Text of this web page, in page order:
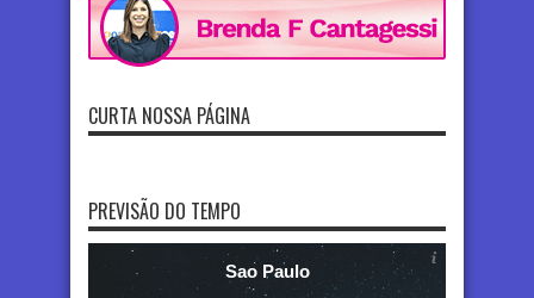
CURTA NOSSA PÁGINA
PREVISÃO DO TEMPO
Sao Paulo